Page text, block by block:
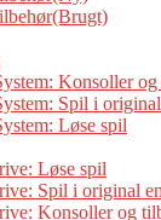
Konsoller
Spil i
Løse spil
Løse spil
Spil i original
Konsoller og